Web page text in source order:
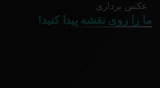
عکس برداری
ما را روی نقشه پیدا کنید!